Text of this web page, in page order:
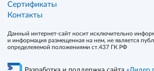
Сертификаты
Контакты
Данный интернет-сайт носит исключительно
и информация размещенная на нем, не является
определеяемой положениями ст.437 ГК РФ